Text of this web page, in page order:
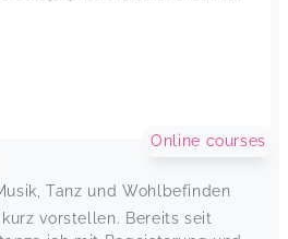
Tanz und Wohlbefinden
vorstellen. Bereits seit
Online courses